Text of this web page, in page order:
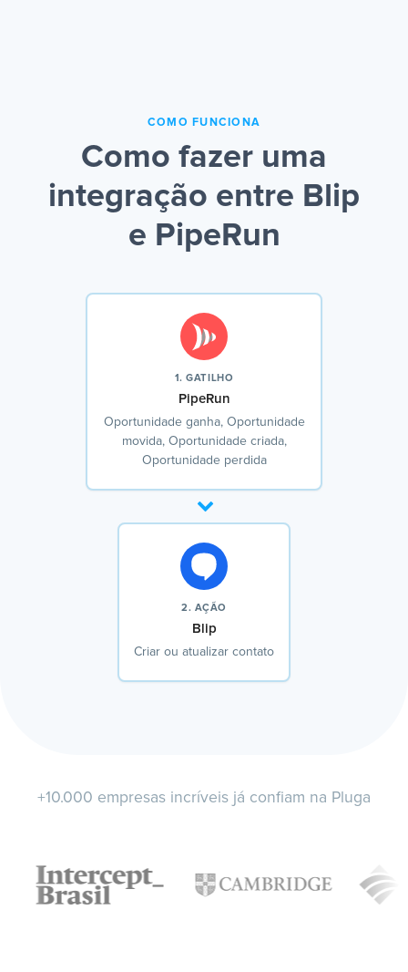
COMO FUNCIONA
Como fazer uma
integração entre Blip
e PipeRun
1. GATILHO
PipeRun
Oportunidade ganha, Oportunidade
movida, Oportunidade criada,
Oportunidade perdida
2. AÇÃO
Blip
Criar ou atualizar contato
+10.000 empresas incríveis já confiam na Pluga